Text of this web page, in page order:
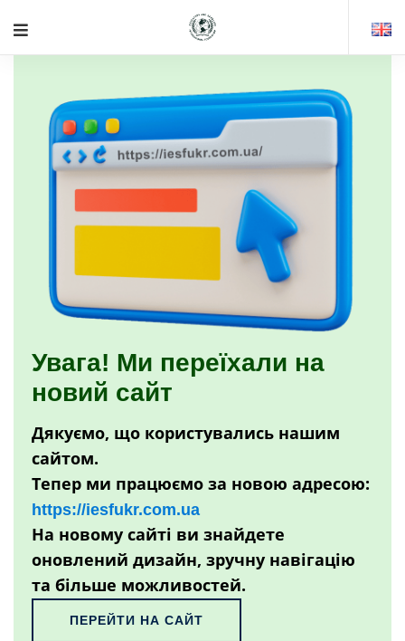
Увага! Ми переїхали на
новий сайт
Дякуємо, що користувались нашим
сайтом.
Тепер ми працюємо за новою адресою:
https://iesfukr.com.ua
На новому сайті ви знайдете
оновлений дизайн, зручну навігацію
та більше можливостей.
ПЕРЕЙТИ НА САЙТ